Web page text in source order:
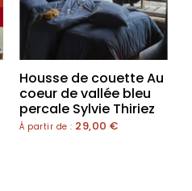
Housse de couette Au
coeur de vallée bleu
percale Sylvie Thiriez
À partir de : 29,00 €